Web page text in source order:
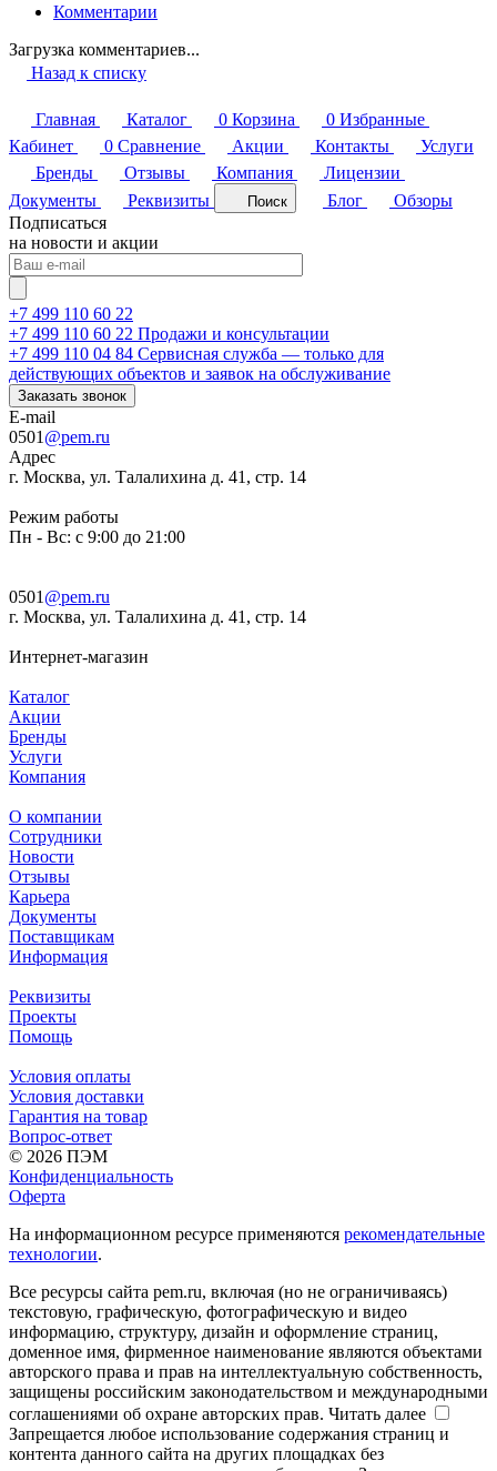
Комментарии
Загрузка комментариев...
Назад к списку
Главная Каталог 0 Корзина 0 Избранные
Кабинет
0 Сравнение Акции Контакты
Услуги
Бренды
Отзывы Компания
Лицензии
Документы
Реквизиты Поиск Блог
Обзоры
Подписаться
на новости и акции
+7 499 110 60 22
+7 499 110 60 22 Продажи и консультации
+7 499 110 04 84 Сервисная служба — только для
действующих объектов и заявок на обслуживание
Заказать звонок
E-mail
0501 @pem.ru
Адрес
г. Москва, ул. Талалихина д. 41, стр. 14
Режим работы
Пн - Вс: с 9:00 до 21:00
0501 @pem.ru
г. Москва, ул. Талалихина д. 41, стр. 14
Интернет-магазин
Каталог
Акции
Бренды
Услуги
Компания
О компании
Сотрудники
Новости
Отзывы
Карьера
Документы
Поставщикам
Информация
Реквизиты
Проекты
Помощь
Условия оплаты
Условия доставки
Гарантия на товар
Вопрос-ответ
© 2026 ПЭМ
Конфиденциальность
Оферта
На информационном ресурсе применяются рекомендательные
технологии.
Все ресурсы сайта pem.ru, включая (но не ограничиваясь)
текстовую, графическую, фотографическую и видео
информацию, структуру, дизайн и оформление страниц,
доменное имя, фирменное наименование являются объектами
авторского права и прав на интеллектуальную собственность,
защищены российским законодательством и международными
соглашениями об охране авторских прав. Читать далее
Запрещается любое использование содержания страниц и
контента данного сайта на других площадках без